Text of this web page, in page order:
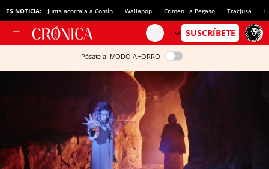
ES NOTICIA: Junts acorrala a Comín Wallapop Crimen La Pegaso Tracjusa
Pásate al MODO AHORRO